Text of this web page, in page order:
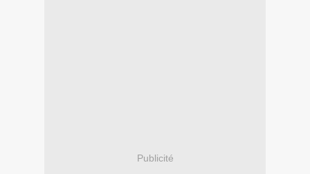
Publicité